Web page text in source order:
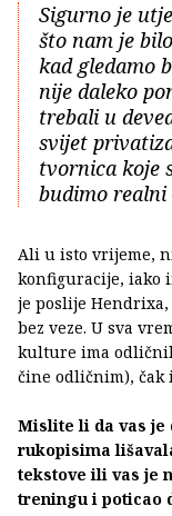
Sigurno je
što nam je
kad gledamo
nije daleko
trebali u
svijet
tvornica koje
budimo realni
Ali u isto vrijeme,
konfiguracije, iako
je poslije
bez veze. U sva
kulture ima
čine odličnim), čak
Mislite li da vas je
rukopisima
tekstove ili vas je
treningu i poticao